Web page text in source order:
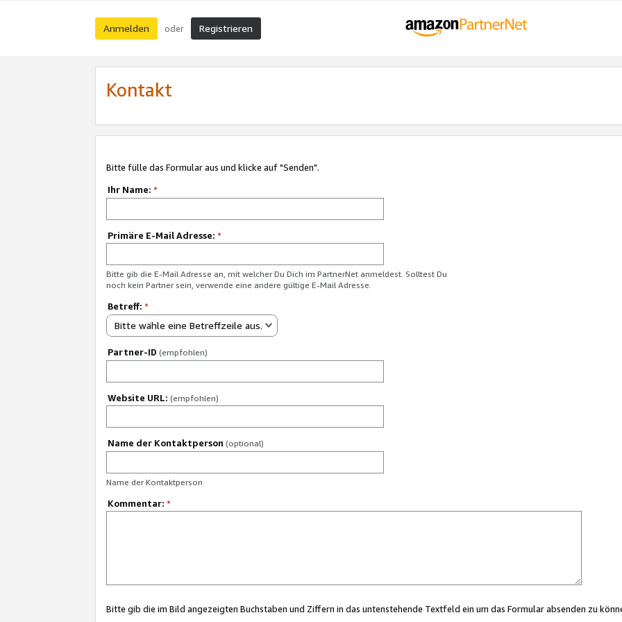
Anmelden oder Registrieren
Kontakt
Bitte fülle das Formular aus und klicke auf "Senden".
Ihr Name: *
Primäre E-Mail Adresse: *
Bitte gib die E-Mail Adresse an, mit welcher Du Dich im PartnerNet anmeldest. Solltest Du
noch kein Partner sein, verwende eine andere gültige E-Mail Adresse.
Betreff: *
Bitte wähle eine Betreffzeile aus.
Partner-ID (empfohlen)
Website URL: (empfohlen)
Name der Kontaktperson (optional)
Name der Kontaktperson
Kommentar: *
Bitte gib die im Bild angezeigten Buchstaben und Ziffern in das untenstehende Textfeld ein um das Formular absenden zu